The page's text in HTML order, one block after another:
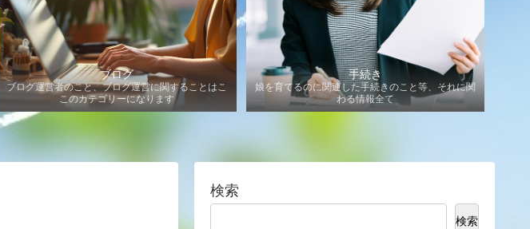
ブログ
ブログ運営者のこと、ブログ運営に関することはこ
このカテゴリーになります
手続き
娘を育てるのに関連した手続きのこと等、それに関
わる情報全て
検索
検索